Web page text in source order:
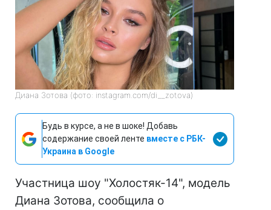
Диана Зотова (фото: instagram.com/di__zotova)
Будь в курсе, а не в шоке! Добавь
содержание своей ленте вместе с РБК-
Украина в Google
Участница шоу "Холостяк-14", модель
Диана Зотова, сообщила о